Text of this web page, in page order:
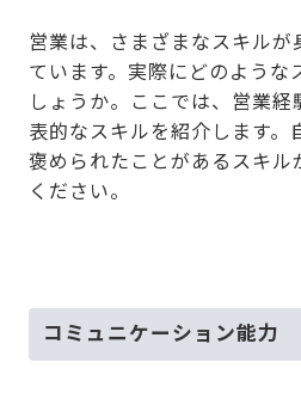
営業は、さまざまなスキルが
ています。実際にどのような
しょうか。ここでは、営業
表的なスキルを紹介します。
褒められたことがあるスキル
ください。
コミュニケーション能力